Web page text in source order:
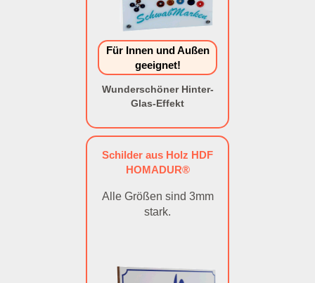
Für Innen und Außen
geeignet!
Wunderschöner Hinter-
Glas-Effekt
Schilder aus Holz HDF
HOMADUR®
Alle Größen sind 3mm
stark.